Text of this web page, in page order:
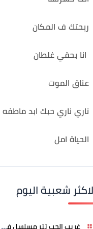
ريحتك ف المكان
انا بحقي غلطان
عناق الموت
ناري ناري حبك ابد ماطفه
الحياة امل
شعبية اليوم
غريب الحب تتر مسلسل فرصة